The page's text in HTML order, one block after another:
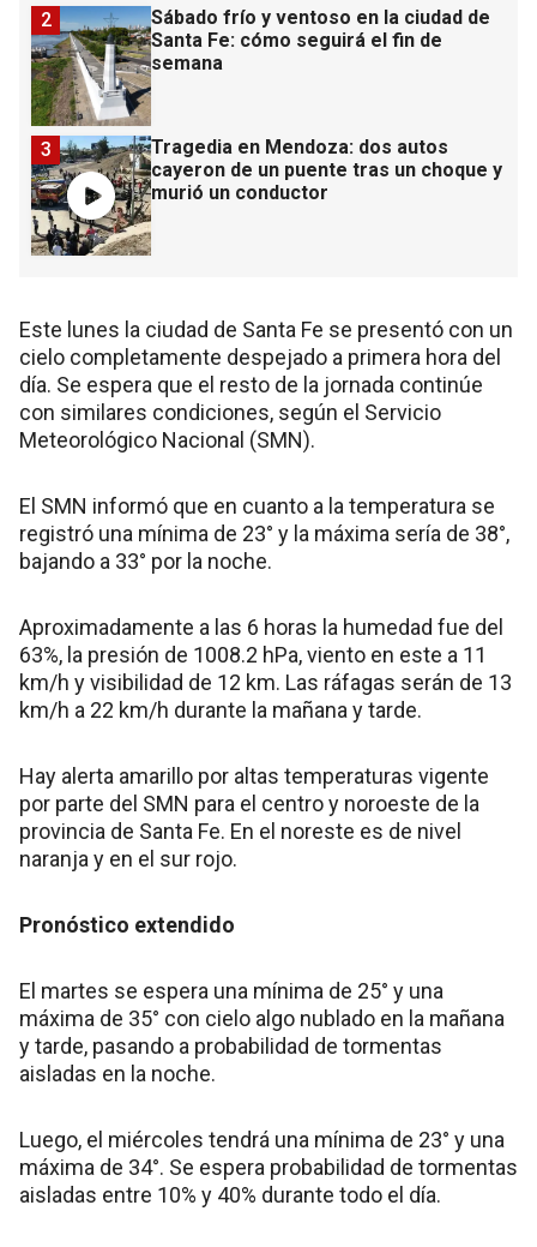
Sábado frío y ventoso en la ciudad de
Santa Fe: cómo seguirá el fin de
semana
2
Tragedia en Mendoza: dos autos
cayeron de un puente tras un choque y
murió un conductor
3
Este lunes la ciudad de Santa Fe se presentó con un
cielo completamente despejado a primera hora del
día. Se espera que el resto de la jornada continúe
con similares condiciones, según el Servicio
Meteorológico Nacional (SMN).
El SMN informó que en cuanto a la temperatura se
registró una mínima de 23° y la máxima sería de 38°,
bajando a 33° por la noche.
Aproximadamente a las 6 horas la humedad fue del
63%, la presión de 1008.2 hPa, viento en este a 11
km/h y visibilidad de 12 km. Las ráfagas serán de 13
km/h a 22 km/h durante la mañana y tarde.
Hay alerta amarillo por altas temperaturas vigente
por parte del SMN para el centro y noroeste de la
provincia de Santa Fe. En el noreste es de nivel
naranja y en el sur rojo.
Pronóstico extendido
El martes se espera una mínima de 25° y una
máxima de 35° con cielo algo nublado en la mañana
y tarde, pasando a probabilidad de tormentas
aisladas en la noche.
Luego, el miércoles tendrá una mínima de 23° y una
máxima de 34°. Se espera probabilidad de tormentas
aisladas entre 10% y 40% durante todo el día.